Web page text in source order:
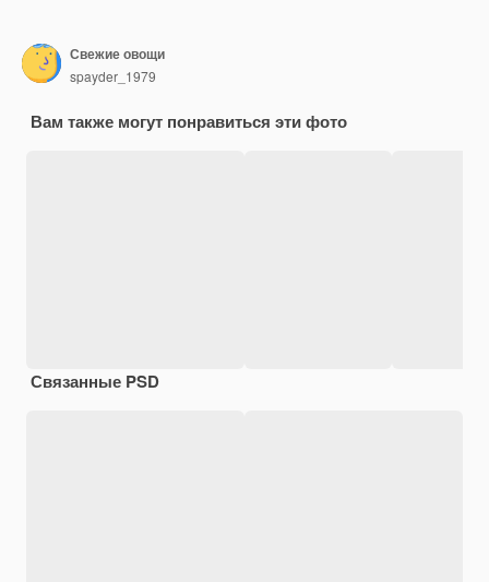
Свежие овощи
spayder_1979
Вам также могут понравиться эти фото
Связанные PSD